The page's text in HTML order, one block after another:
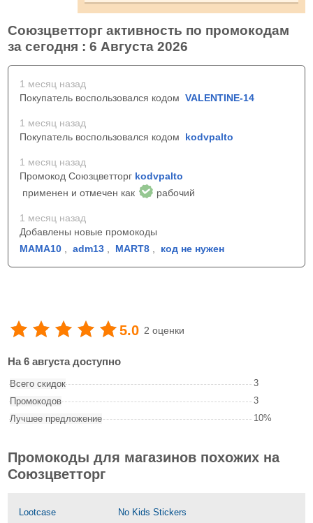
Союзцветторг активность по промокодам
за сегодня : 6 Августа 2026
1 месяц назад
Покупатель воспользовался кодом VALENTINE-14
1 месяц назад
Покупатель воспользовался кодом kodvpalto
1 месяц назад
Промокод Союзцветторг kodvpalto
применен и отмечен как
рабочий
1 месяц назад
Добавлены новые промокоды
МАМА10
adm13 MART8 код не нужен
5.0 2 оценки
На 6 августа доступно
Всего скидок
3
Промокодов
3
Лучшее предложение
10%
Промокоды для магазинов похожих на
Союзцветторг
Lootcase
No Kids Stickers